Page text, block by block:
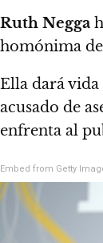
Ruth Negga
homónima de
Ella dará vida
acusado de
enfrenta al
Embed from Getty